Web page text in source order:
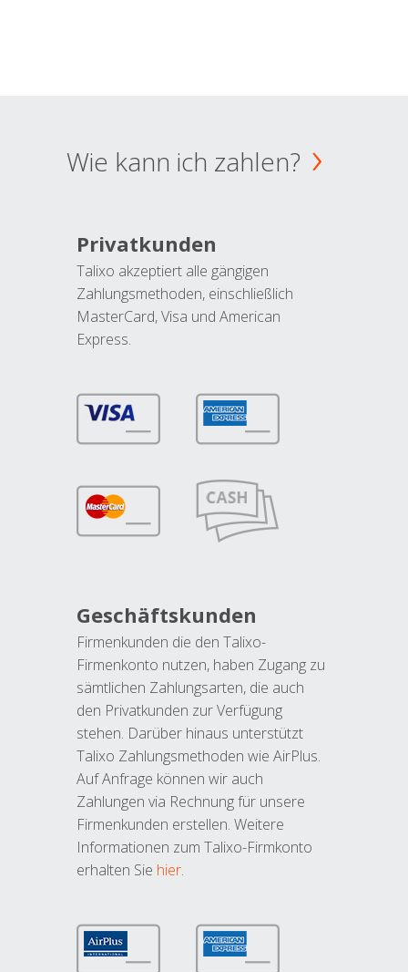
Wie kann ich zahlen?
Privatkunden
Talixo akzeptiert alle gängigen
Zahlungsmethoden, einschließlich
MasterCard, Visa und American
Express.
Geschäftskunden
Firmenkunden die den Talixo-
Firmenkonto nutzen, haben Zugang zu
sämtlichen Zahlungsarten, die auch
den Privatkunden zur Verfügung
stehen. Darüber hinaus unterstützt
Talixo Zahlungsmethoden wie AirPlus.
Auf Anfrage können wir auch
Zahlungen via Rechnung für unsere
Firmenkunden erstellen. Weitere
Informationen zum Talixo-Firmkonto
erhalten Sie hier.